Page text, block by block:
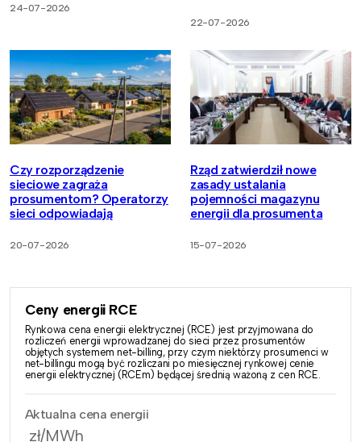
24-07-2026
22-07-2026
Czy rozporządzenie
sieciowe zagraża
prosumentom? Operatorzy
sieci odpowiadają
20-07-2026
Rząd zatwierdził nowe
zasady ustalania
pojemności magazynu
energii dla prosumenta
15-07-2026
Ceny energii RCE
Rynkowa cena energii elektrycznej (RCE) jest przyjmowana do
rozliczeń energii wprowadzanej do sieci przez prosumentów
objętych systemem net-billing, przy czym niektórzy prosumenci w
net-billingu mogą być rozliczani po miesięcznej rynkowej cenie
energii elektrycznej (RCEm) będącej średnią ważoną z cen RCE.
Aktualna cena energii
zł/MWh